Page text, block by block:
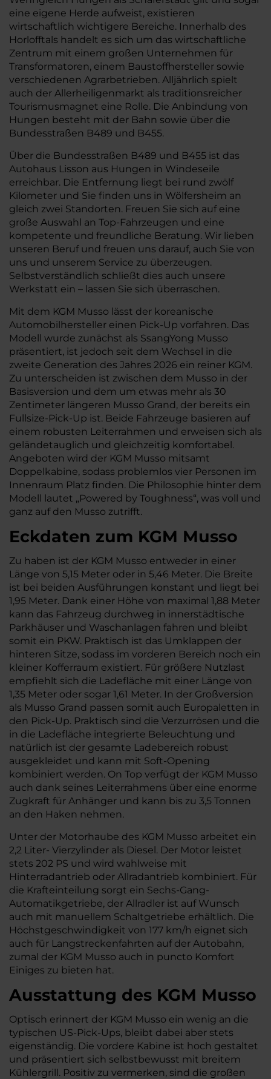
eine eigene Herde aufweist, existieren
wirtschaftlich wichtigere Bereiche. Innerhalb des
Horlofftals handelt es sich um das wirtschaftliche
Zentrum mit einem großen Unternehmen für
Transformatoren, einem Baustoffhersteller sowie
verschiedenen Agrarbetrieben. Alljährlich spielt
auch der Allerheiligenmarkt als traditionsreicher
Tourismusmagnet eine Rolle. Die Anbindung von
Hungen besteht mit der Bahn sowie über die
Bundesstraßen B489 und B455.
Über die Bundesstraßen B489 und B455 ist das
Autohaus Lisson aus Hungen in Windeseile
erreichbar. Die Entfernung liegt bei rund zwölf
Kilometer und Sie finden uns in Wölfersheim an
gleich zwei Standorten. Freuen Sie sich auf eine
große Auswahl an Top-Fahrzeugen und eine
kompetente und freundliche Beratung. Wir lieben
unseren Beruf und freuen uns darauf, auch Sie von
uns und unserem Service zu überzeugen.
Selbstverständlich schließt dies auch unsere
Werkstatt ein – lassen Sie sich überraschen.
Mit dem KGM Musso lässt der koreanische
Automobilhersteller einen Pick-Up vorfahren. Das
Modell wurde zunächst als SsangYong Musso
präsentiert, ist jedoch seit dem Wechsel in die
zweite Generation des Jahres 2026 ein reiner KGM.
Zu unterscheiden ist zwischen dem Musso in der
Basisversion und dem um etwas mehr als 30
Zentimeter längeren Musso Grand, der bereits ein
Fullsize-Pick-Up ist. Beide Fahrzeuge basieren auf
einem robusten Leiterrahmen und erweisen sich als
geländetauglich und gleichzeitig komfortabel.
Angeboten wird der KGM Musso mitsamt
Doppelkabine, sodass problemlos vier Personen im
Innenraum Platz finden. Die Philosophie hinter dem
Modell lautet „Powered by Toughness“, was voll und
ganz auf den Musso zutrifft.
Eckdaten zum KGM Musso
Zu haben ist der KGM Musso entweder in einer
Länge von 5,15 Meter oder in 5,46 Meter. Die Breite
ist bei beiden Ausführungen konstant und liegt bei
1,95 Meter. Dank einer Höhe von maximal 1,88 Meter
kann das Fahrzeug durchweg in innerstädtische
Parkhäuser und Waschanlagen fahren und bleibt
somit ein PKW. Praktisch ist das Umklappen der
hinteren Sitze, sodass im vorderen Bereich noch ein
kleiner Kofferraum existiert. Für größere Nutzlast
empfiehlt sich die Ladefläche mit einer Länge von
1,35 Meter oder sogar 1,61 Meter. In der Großversion
als Musso Grand passen somit auch Europaletten in
den Pick-Up. Praktisch sind die Verzurrösen und die
in die Ladefläche integrierte Beleuchtung und
natürlich ist der gesamte Ladebereich robust
ausgekleidet und kann mit Soft-Opening
kombiniert werden. On Top verfügt der KGM Musso
auch dank seines Leiterrahmens über eine enorme
Zugkraft für Anhänger und kann bis zu 3,5 Tonnen
an den Haken nehmen.
Unter der Motorhaube des KGM Musso arbeitet ein
2,2 Liter- Vierzylinder als Diesel. Der Motor leistet
stets 202 PS und wird wahlweise mit
Hinterradantrieb oder Allradantrieb kombiniert. Für
die Krafteinteilung sorgt ein Sechs-Gang-
Automatikgetriebe, der Allradler ist auf Wunsch
auch mit manuellem Schaltgetriebe erhältlich. Die
Höchstgeschwindigkeit von 177 km/h eignet sich
auch für Langstreckenfahrten auf der Autobahn,
zumal der KGM Musso auch in puncto Komfort
Einiges zu bieten hat.
Ausstattung des KGM Musso
Optisch erinnert der KGM Musso ein wenig an die
typischen US-Pick-Ups, bleibt dabei aber stets
eigenständig. Die vordere Kabine ist hoch gestaltet
und präsentiert sich selbstbewusst mit breitem
Kühlergrill. Positiv zu vermerken, sind die großen